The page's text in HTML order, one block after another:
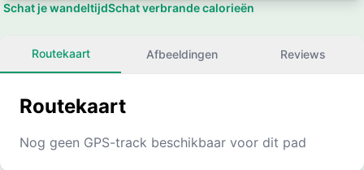
Schat je wandeltijdSchat verbrande calorieën
Routekaart Afbeeldingen Reviews
Routekaart
Nog geen GPS-track beschikbaar voor dit pad